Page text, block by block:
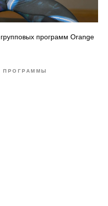
программ Orange
ПРОГРАММЫ